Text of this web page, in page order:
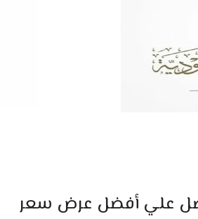
علي أفضل عرض سعر